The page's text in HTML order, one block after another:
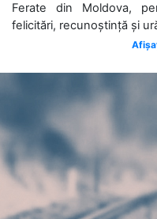
Ferate din Moldova,
felicitări, recunoștință și